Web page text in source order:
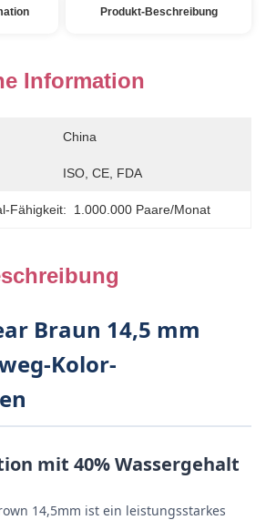
Produkt-Beschreibung
Information
China
ISO, CE, FDA
Fähigkeit: 1.000.000 Paare/Monat
Braun 14,5 mm
Kolor-
mit 40% Wassergehalt
14,5mm ist ein leistungsstarkes